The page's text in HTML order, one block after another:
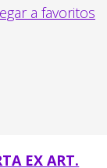
EX ART.